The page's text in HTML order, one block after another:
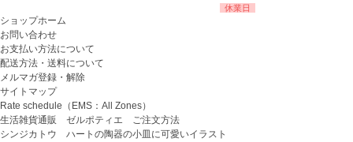
休業日
ショップホーム
お問い合わせ
お支払い方法について
配送方法・送料について
メルマガ登録・解除
サイトマップ
Rate schedule（EMS：All Zones）
生活雑貨通販 ゼルポティエ ご注文方法
シンジカトウ ハートの陶器の小皿に可愛いイラスト